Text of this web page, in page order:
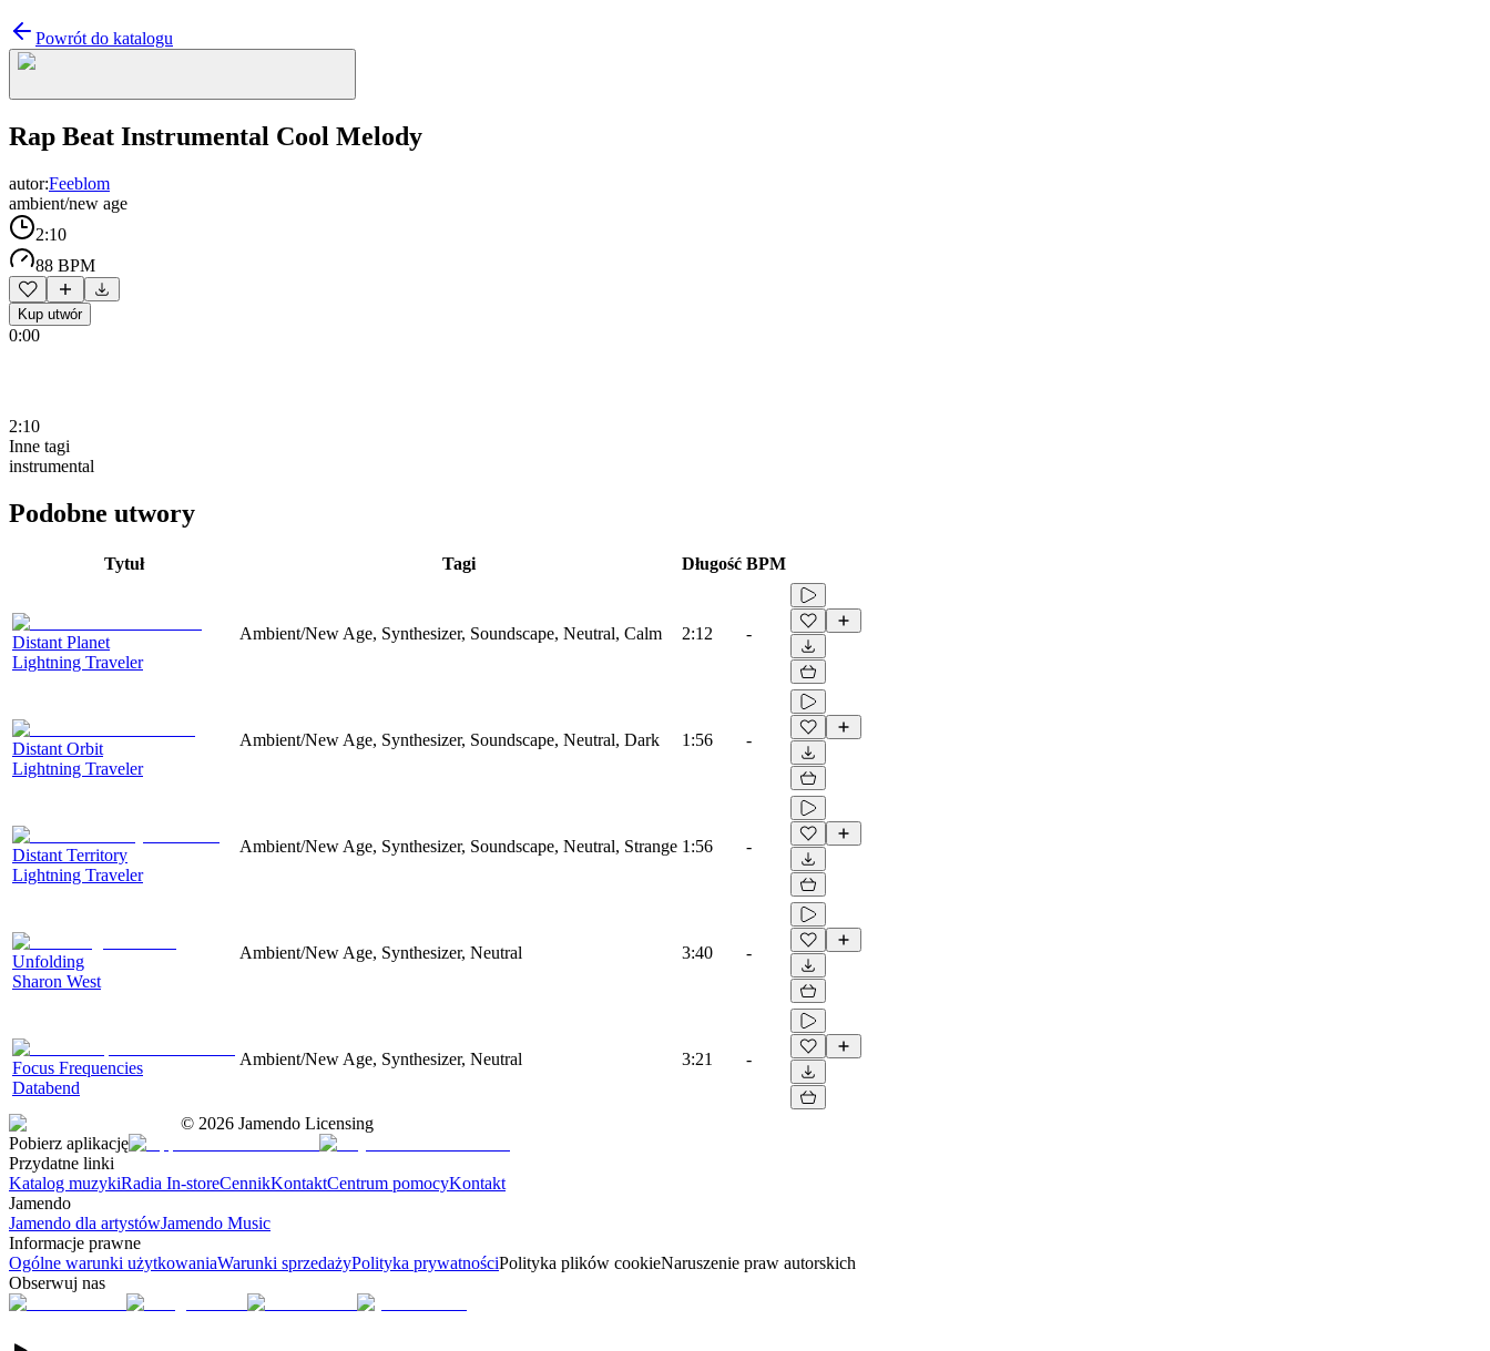
Powrót do katalogu
Rap Beat Instrumental Cool Melody
autor:Feeblom
ambient/new age
2:10
88 BPM
Kup utwór
0:00
2:10
Inne tagi
instrumental
Podobne utwory
Tytuł Tagi Długość BPM
Distant Planet
Lightning Traveler
Ambient/New Age, Synthesizer, Soundscape, Neutral, Calm 2:12 -
Distant Orbit
Lightning Traveler
Ambient/New Age, Synthesizer, Soundscape, Neutral, Dark 1:56 -
Distant Territory
Lightning Traveler
Ambient/New Age, Synthesizer, Soundscape, Neutral, Strange 1:56 -
Unfolding
Sharon West
Ambient/New Age, Synthesizer, Neutral 3:40 -
Focus Frequencies
Databend
Ambient/New Age, Synthesizer, Neutral 3:21 -
© 2026 Jamendo Licensing
Pobierz aplikację
Przydatne linki
Katalog muzykiRadia In-storeCennikKontaktCentrum pomocyKontakt
Jamendo
Jamendo dla artystówJamendo Music
Informacje prawne
Ogólne warunki użytkowaniaWarunki sprzedażyPolityka prywatnościPolityka plików cookieNaruszenie praw autorskich
Obserwuj nas